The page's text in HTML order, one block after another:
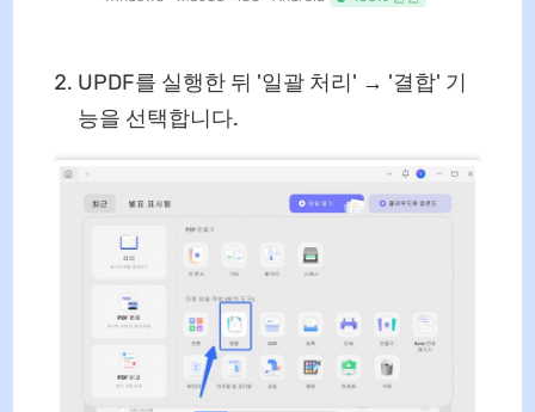
UPDF를 실행한 뒤 '일괄 처리' → '결합' 기
능을 선택합니다.